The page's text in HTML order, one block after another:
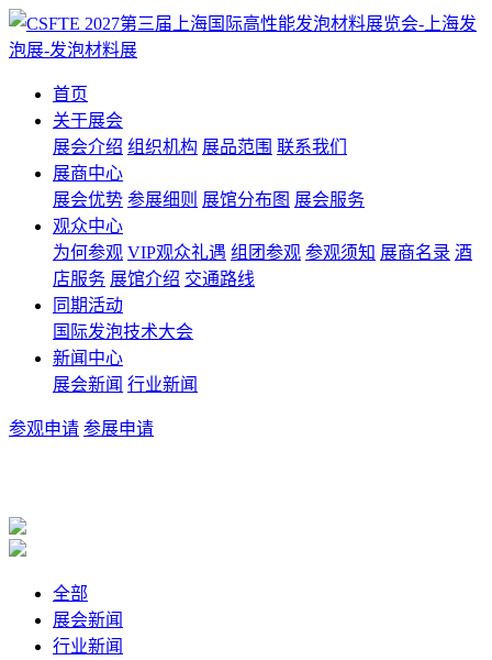
首页
关于展会
展会介绍 组织机构 展品范围 联系我们
展商中心
展会优势 参展细则 展馆分布图 展会服务
观众中心
为何参观 VIP观众礼遇 组团参观 参观须知 展商名录 酒
店服务 展馆介绍 交通路线
同期活动
国际发泡技术大会
新闻中心
展会新闻 行业新闻
参观申请 参展申请
全部
展会新闻
行业新闻